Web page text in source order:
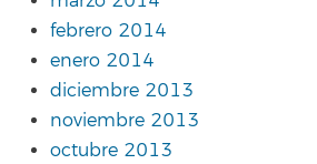
febrero 2014
enero 2014
diciembre 2013
noviembre 2013
octubre 2013